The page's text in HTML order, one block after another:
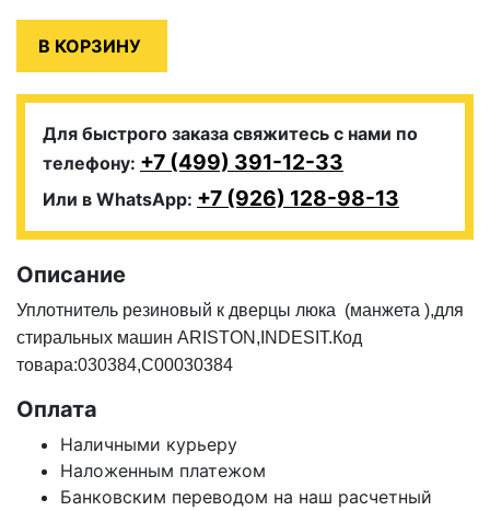
Для быстрого заказа свяжитесь с нами по
телефону: +7 (499) 391-12-33
Или в WhatsApp: +7 (926) 128-98-13
Описание
Уплотнитель резиновый к дверцы люка (манжета ),для
стиральных машин ARISTON,INDESIT.Код
товара:030384,C00030384
Оплата
Наличными курьеру
Наложенным платежом
Банковским переводом на наш расчетный